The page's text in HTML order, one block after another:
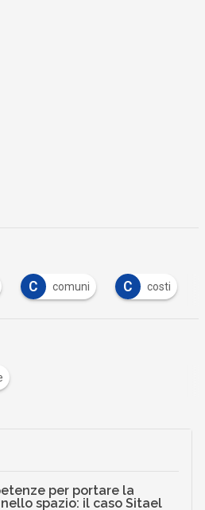
C costi I imprese
per portare la
spazio: il caso Sitael